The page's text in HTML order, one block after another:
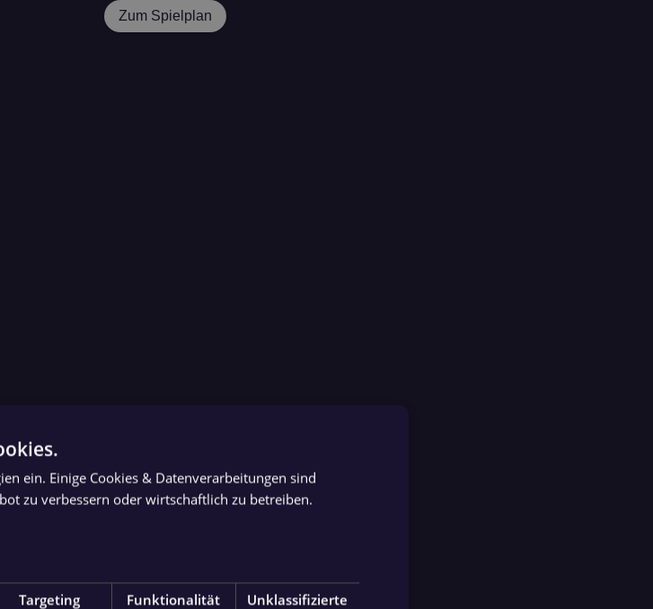
Zum Spielplan
ein. Einige Cookies & Datenverarbeitungen sind
zu verbessern oder wirtschaftlich zu betreiben.
Targeting Funktionalität Unklassifizierte